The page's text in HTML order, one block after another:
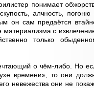
понимает
алчность, погоню
он сам предаётся
с
только
о чём-либо. Но
времени», то они
невежества они не